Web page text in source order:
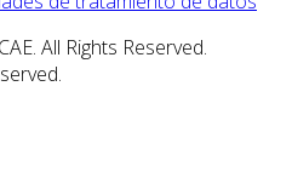
All Rights Reserved.